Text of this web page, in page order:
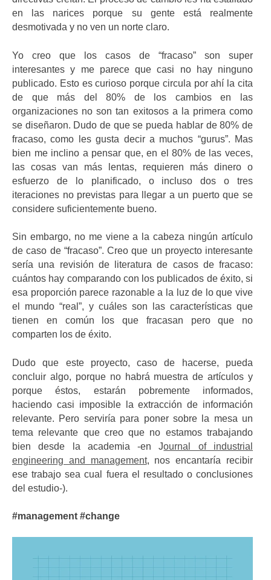
en las narices porque su gente está realmente
desmotivada y no ven un norte claro.
Yo creo que los casos de “fracaso” son super
interesantes y me parece que casi no hay ninguno
publicado. Esto es curioso porque circula por ahí la cita
de que más del 80% de los cambios en las
organizaciones no son tan exitosos a la primera como
se diseñaron. Dudo de que se pueda hablar de 80% de
fracaso, como les gusta decir a muchos “gurus”. Mas
bien me inclino a pensar que, en el 80% de las veces,
las cosas van más lentas, requieren más dinero o
esfuerzo de lo planificado, o incluso dos o tres
iteraciones no previstas para llegar a un puerto que se
considere suficientemente bueno.
Sin embargo, no me viene a la cabeza ningún artículo
de caso de “fracaso”. Creo que un proyecto interesante
sería una revisión de literatura de casos de fracaso:
cuántos hay comparando con los publicados de éxito, si
esa proporción parece razonable a la luz de lo que vive
el mundo “real”, y cuáles son las características que
tienen en común los que fracasan pero que no
comparten los de éxito.
Dudo que este proyecto, caso de hacerse, pueda
concluir algo, porque no habrá muestra de artículos y
porque éstos, estarán pobremente informados,
haciendo casi imposible la extracción de información
relevante. Pero serviría para poner sobre la mesa un
tema relevante que creo que no estamos trabajando
bien desde la academia -en Journal of industrial
engineering and management, nos encantaría recibir
ese trabajo sea cual fuera el resultado o conclusiones
del estudio-).
#management #change